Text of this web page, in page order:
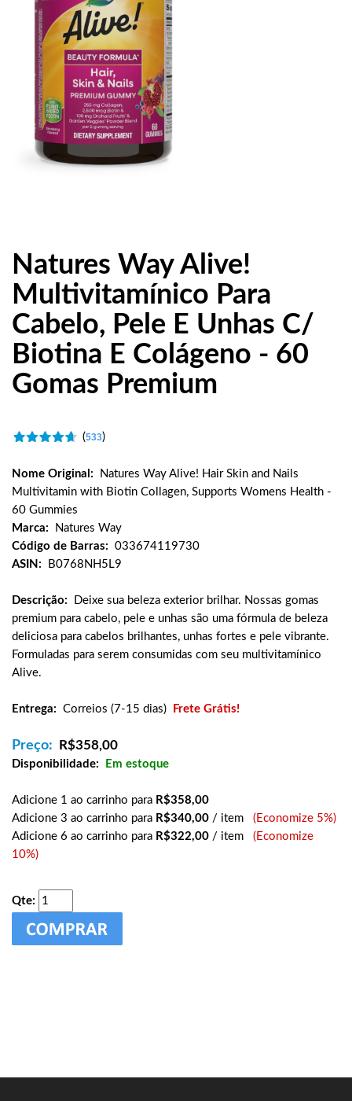
Natures Way Alive!
Multivitamínico Para
Cabelo, Pele E Unhas C/
Biotina E Colágeno - 60
Gomas Premium
(533)
Nome Original:
Natures Way Alive! Hair Skin and Nails
Multivitamin with Biotin Collagen, Supports Womens Health -
60 Gummies
Marca:
Natures Way
Código de Barras: 033674119730
ASIN:
B0768NH5L9
Descrição:
Deixe sua beleza exterior brilhar. Nossas gomas
premium para cabelo, pele e unhas são uma fórmula de beleza
deliciosa para cabelos brilhantes, unhas fortes e pele vibrante.
Formuladas para serem consumidas com seu multivitamínico
Alive.
Entrega: Correios (7-15 dias) Frete Grátis!
Preço: R$358,00
Disponibilidade: Em estoque
Adicione 1 ao carrinho para R$358,00
Adicione 3 ao carrinho para R$340,00 / item (Economize 5%)
Adicione 6 ao carrinho para R$322,00 / item (Economize
10%)
Qte: